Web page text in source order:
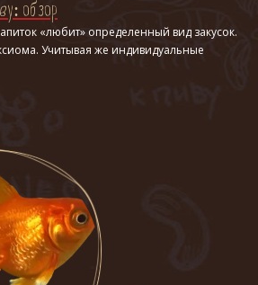
обзор
«любит» определенный вид закусок.
Учитывая же индивидуальные